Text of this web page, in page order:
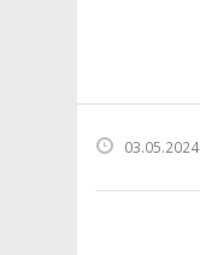
03.05.2024